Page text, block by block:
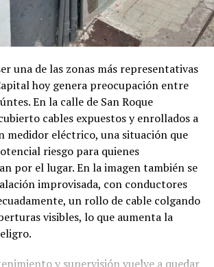
una de las zonas más representativas
hoy genera preocupación entre
En la calle de San Roque
cables expuestos y enrollados a
medidor eléctrico, una situación que
riesgo para quienes
por el lugar. En la imagen también se
improvisada, con conductores
un rollo de cable colgando
visibles, lo que aumenta la
y supervisión vuelve a quedar